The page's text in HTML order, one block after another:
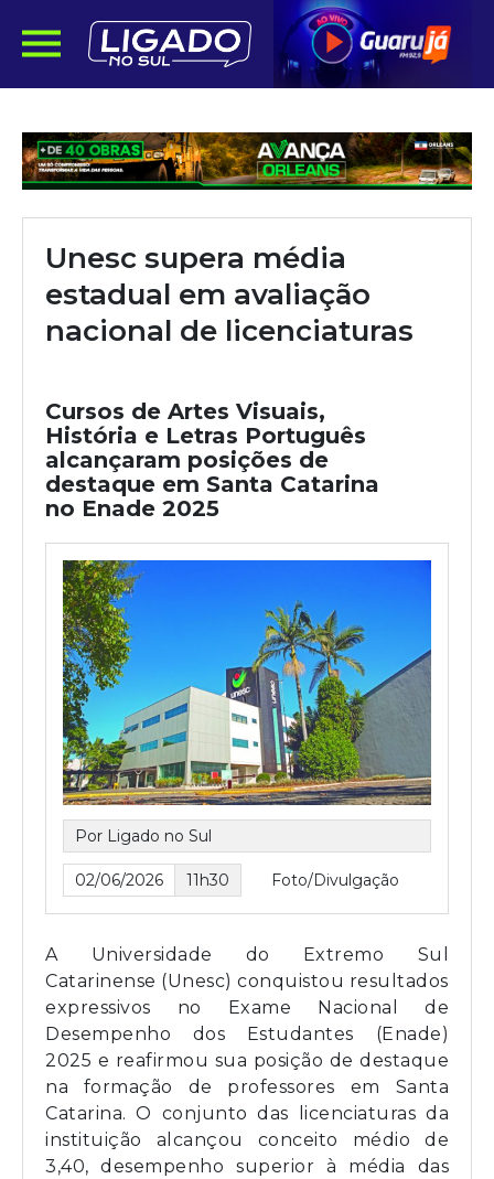
Unesc supera média
estadual em avaliação
nacional de licenciaturas
Cursos de Artes Visuais,
História e Letras Português
alcançaram posições de
destaque em Santa Catarina
no Enade 2025
Por Ligado no Sul
02/06/2026 11h30 Foto/Divulgação
A Universidade do Extremo Sul
Catarinense (Unesc) conquistou resultados
expressivos no Exame Nacional de
Desempenho dos Estudantes (Enade)
2025 e reafirmou sua posição de destaque
na formação de professores em Santa
Catarina. O conjunto das licenciaturas da
instituição alcançou conceito médio de
3,40, desempenho superior à média das